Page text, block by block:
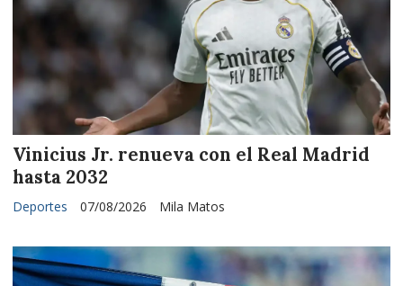
Vinicius Jr. renueva con el Real Madrid
hasta 2032
Mila Matos
Deportes 07/08/2026